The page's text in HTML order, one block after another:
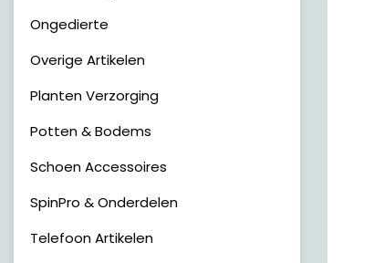
Ongedierte
Overige Artikelen
Planten Verzorging
Potten & Bodems
Schoen Accessoires
SpinPro & Onderdelen
Telefoon Artikelen